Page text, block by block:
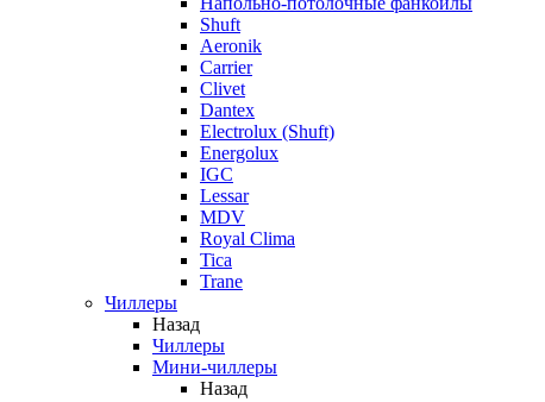
Shuft
Aeronik
Carrier
Clivet
Dantex
Electrolux (Shuft)
Energolux
IGC
Lessar
MDV
Royal Clima
Tica
Trane
Чиллеры
Назад
Чиллеры
Мини-чиллеры
Назад